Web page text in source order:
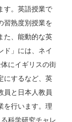
す。英語授業で
習熟度別授業を
た、能動的な英
ド」には、ネイ
にイギリスの街
にするなど、英
員と日本人教員
を行います。理
科学研究チャレ